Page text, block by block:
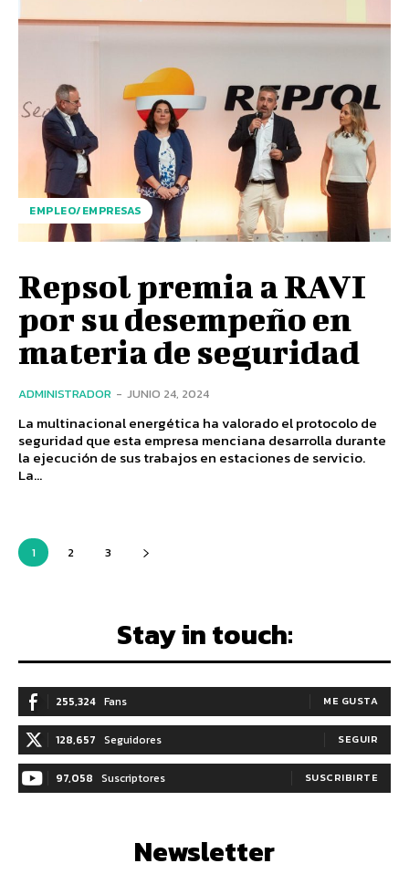
EMPLEO/EMPRESAS
Repsol premia a RAVI
por su desempeño en
materia de seguridad
ADMINISTRADOR - JUNIO 24, 2024
La multinacional energética ha valorado el protocolo de
seguridad que esta empresa menciana desarrolla durante
la ejecución de sus trabajos en estaciones de servicio.
La...
1 2 3
Stay in touch:
255,324 Fans ME GUSTA
128,657 Seguidores SEGUIR
97,058 Suscriptores SUSCRIBIRTE
Newsletter